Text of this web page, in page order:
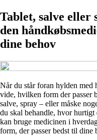
Tablet, salve eller
den
dine behov
Når du står foran hylden
vide, hvilken form der passer
salve, spray – eller måske
du skal behandle, hvor
kan bruge medicinen i
form, der passer bedst til dine